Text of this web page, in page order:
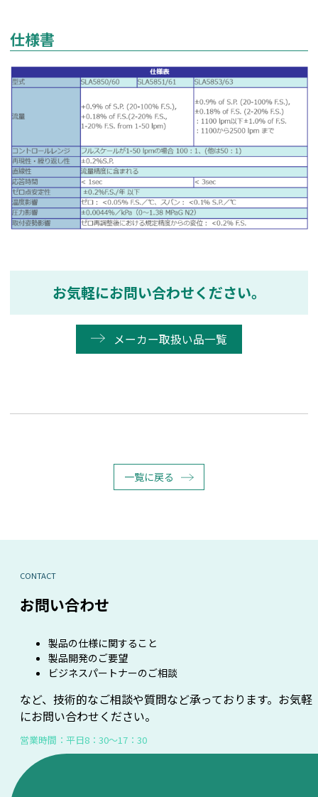
仕様書
お気軽にお問い合わせください。
メーカー取扱い品一覧
一覧に戻る
CONTACT
お問い合わせ
製品の仕様に関すること
製品開発のご要望
ビジネスパートナーのご相談
など、技術的なご相談や質問など承っております。お気軽
にお問い合わせください。
営業時間：平日8：30～17：30